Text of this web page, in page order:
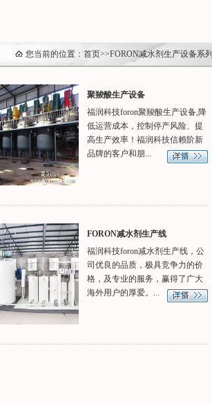
您当前的位置： 首页>>FORON减水剂生产设备系列
聚羧酸生产设备
福润科技foron聚羧酸生产设备,降
低运营成本，控制停产风险、提
高生产效率！福润科技信赖阶新
品牌的客户和朋...
FORON减水剂生产线
福润科技foron减水剂生产线，公
司优良的品质，极具竞争力的价
格，及专业的服务，赢得了广大
海外用户的厚爱。...